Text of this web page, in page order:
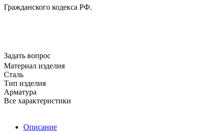
Гражданского кодекса РФ.
Задать вопрос
Материал изделия
Сталь
Тип изделия
Арматура
Все характеристики
Описание